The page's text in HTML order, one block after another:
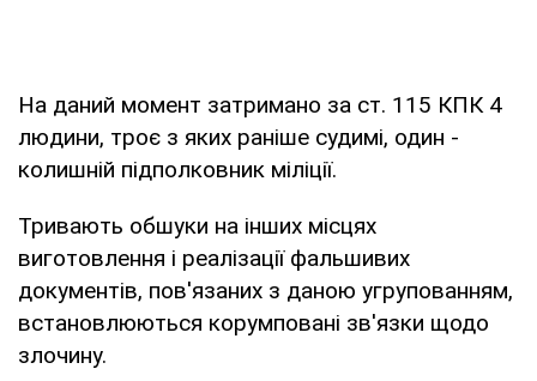
На даний момент затримано за ст. 115 КПК 4
людини, троє з яких раніше судимі, один -
колишній підполковник міліції.
Тривають обшуки на інших місцях
виготовлення і реалізації фальшивих
документів, пов'язаних з даною угрупованням,
встановлюються корумповані зв'язки щодо
злочину.